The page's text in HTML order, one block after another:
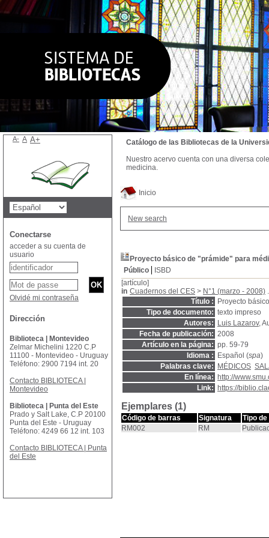
Inicio
New search
Proyecto básico de "prámide" para
Público
ISBD
[artículo]
in Cuadernos del CES > N°1 (marzo - 2008)
Título :
Proyecto
Tipo de documento: texto impreso
Autores:
Luis Lazarov,
Fecha de publicación: 2008
Artículo en la página: pp. 59-79
Idioma :
Español (spa)
Palabras clave:
MÉDICOS
En línea:
http://
Link:
https://
Ejemplares (1)
Código de barras Signatura
Tipo
RM002
RM
Catálogo de las Bibliotecas de la
Nuestro acervo cuenta con una diversa
medicina.
A- A A+
Conectarse
acceder a su cuenta de
usuario
Olvidé mi contraseña
Dirección
Biblioteca | Montevideo
Zelmar Michelini 1220 C.P
11100 - Montevideo - Uruguay
Teléfono: 2900 7194 int. 20
Contacto BIBLIOTECA |
Montevideo
Biblioteca | Punta del Este
Prado y Salt Lake, C.P 20100
Punta del Este - Uruguay
Teléfono: 4249 66 12 int. 103
Contacto BIBLIOTECA | Punta
del Este